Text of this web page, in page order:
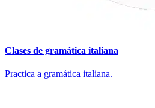
Clases de gramática italiana
Practica a gramática italiana.